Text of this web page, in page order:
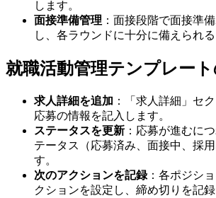
します。
面接準備管理 ：面接段階で面接準
し、各ラウンドに十分に備えられる
就職活動管理テンプレー
求人詳細を追加 ：「求人詳細」セ
応募の情報を記入します。
ステータスを更新 ：応募が進むに
テータス（応募済み、面接中、採
す。
次のアクションを記録：各ポジシ
クションを設定し、締め切りを記